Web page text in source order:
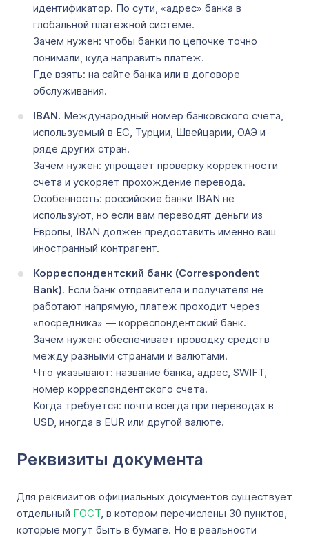
идентификатор. По сути, «адрес» банка в
глобальной платежной системе.
Зачем нужен: чтобы банки по цепочке точно
понимали, куда направить платеж.
Где взять: на сайте банка или в договоре
обслуживания.
IBAN. Международный номер банковского счета,
используемый в ЕС, Турции, Швейцарии, ОАЭ и
ряде других стран.
Зачем нужен: упрощает проверку корректности
счета и ускоряет прохождение перевода.
Особенность: российские банки IBAN не
используют, но если вам переводят деньги из
Европы, IBAN должен предоставить именно ваш
иностранный контрагент.
Корреспондентский банк (Correspondent
Bank). Если банк отправителя и получателя не
работают напрямую, платеж проходит через
«посредника» — корреспондентский банк.
Зачем нужен: обеспечивает проводку средств
между разными странами и валютами.
Что указывают: название банка, адрес, SWIFT,
номер корреспондентского счета.
Когда требуется: почти всегда при переводах в
USD, иногда в EUR или другой валюте.
Реквизиты документа
Для реквизитов официальных документов существует
отдельный ГОСТ , в котором перечислены 30 пунктов,
которые могут быть в бумаге. Но в реальности